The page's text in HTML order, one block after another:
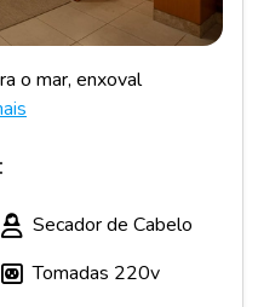
o mar, enxoval
Secador de Cabelo
Tomadas 220v